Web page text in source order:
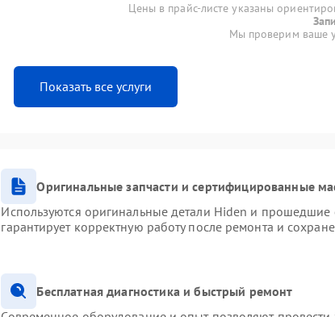
Цены в прайс-листе указаны
Мы проверим ваше
Показать все услуги
Оригинальные запчасти и сертифицированные
Используются оригинальные детали Hiden и прошедшие
гарантирует корректную работу после ремонта и
Бесплатная диагностика и быстрый ремонт